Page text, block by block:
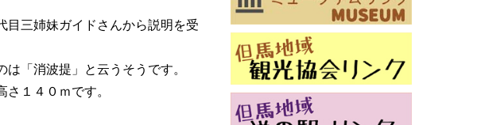
目三姉妹ガイドさんから説明を受
「消波提」と云うそうです。
１４０ｍです。